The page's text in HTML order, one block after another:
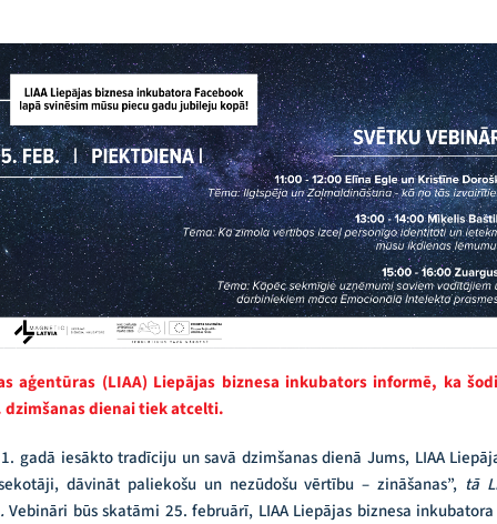
aģentūras (LIAA) Liepājas biznesa inkubators informē, ka
dienai tiek atcelti.
gadā iesākto tradīciju un savā dzimšanas dienā Jums, LIAA
dāvināt paliekošu un nezūdošu vērtību – zināšanas”, tā
Vebināri būs skatāmi 25. februārī, LIAA Liepājas biznesa